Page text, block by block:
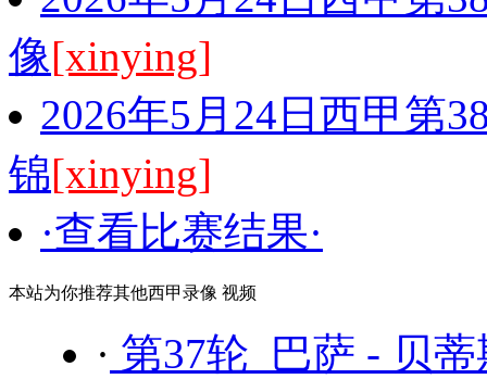
像[xinying]
2026年5月24日西甲第
锦[xinying]
·查看比赛结果·
本站为你推荐其他西甲录像 视频
· 第37轮 巴萨 - 贝